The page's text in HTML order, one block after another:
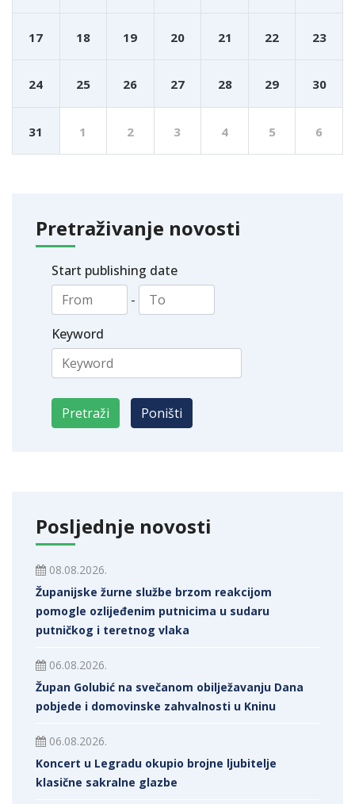
17 18 19 20 21 22 23
24 25 26 27 28 29 30
31 1 2 3 4 5 6
Pretraživanje novosti
Start publishing date
-
Keyword
Posljednje novosti
08.08.2026.
Županijske žurne službe brzom reakcijom
pomogle ozlijeđenim putnicima u sudaru
putničkog i teretnog vlaka
06.08.2026.
Župan Golubić na svečanom obilježavanju Dana
pobjede i domovinske zahvalnosti u Kninu
06.08.2026.
Koncert u Legradu okupio brojne ljubitelje
klasične sakralne glazbe